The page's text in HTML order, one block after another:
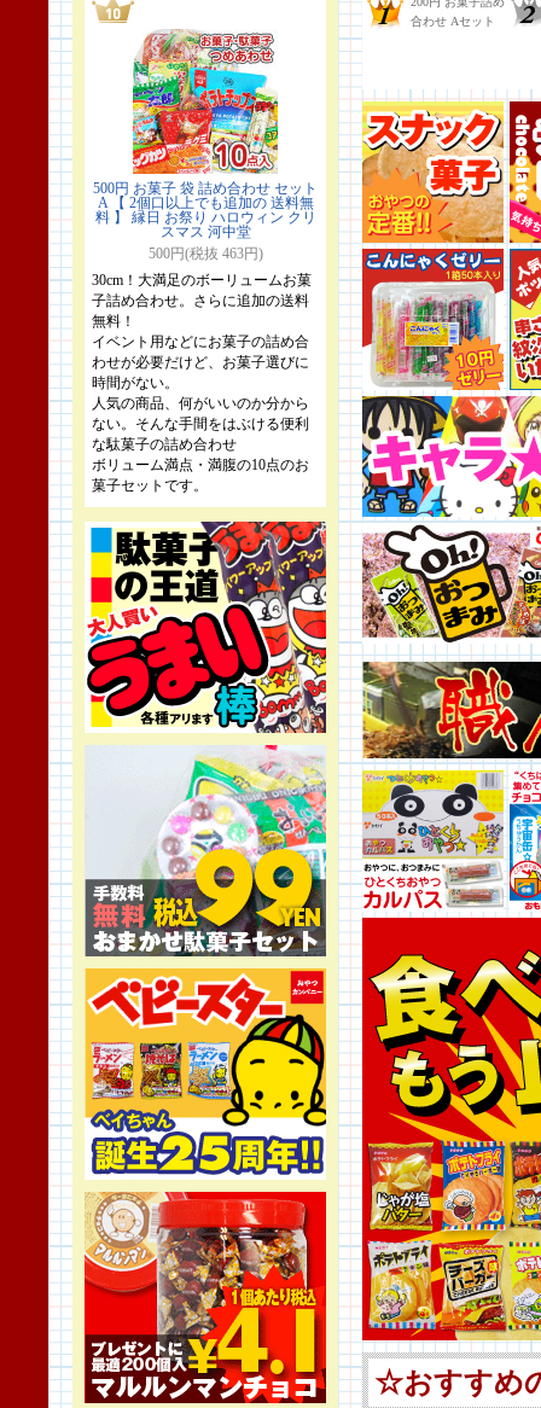
500円 お菓子 袋 詰め合わせ セット
A 【 2個口以上でも追加の 送料無
料 】 縁日 お祭り ハロウィン クリ
スマス 河中堂
500円(税抜 463円)
30cm！大満足のボーリュームお菓
子詰め合わせ。さらに追加の送料
無料！
イベント用などにお菓子の詰め合
わせが必要だけど、お菓子選びに
時間がない。
人気の商品、何がいいのか分から
ない。そんな手間をはぶける便利
な駄菓子の詰め合わせ
ボリューム満点・満腹の10点のお
菓子セットです。